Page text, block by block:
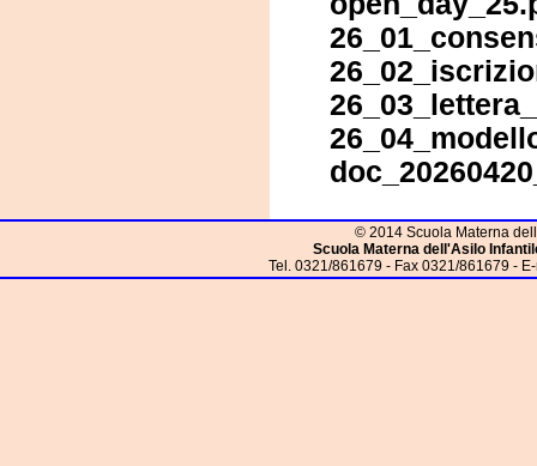
© 2014 Scuola Materna
Scuola Materna dell'Asilo
Tel. 0321/861679 - Fax 0321/861679 -